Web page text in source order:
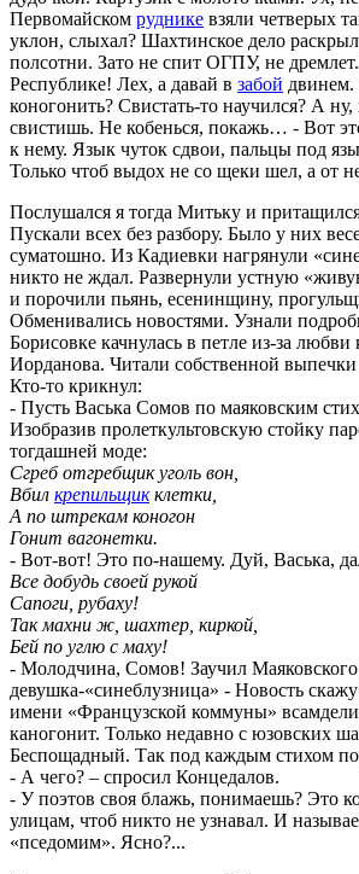
Первомайском руднике взяли четверых
уклон, слыхал? Шахтинское дело
полсотни. Зато не спит ОГПУ, не
Республике! Лех, а давай в забой двинем.
коногонить? Свистать-то научился? А
свистишь. Не кобенься, покажь… - Вот
к нему. Язык чуток сдвои, пальцы под
Только чтоб выдох не со щеки шел, а от
Послушался я тогда Митьку и
Пускали всех без разбору. Было у них
суматошно. Из Кадиевки нагрянули
никто не ждал. Развернули устную
и порочили пьянь, есенинщину,
Обменивались новостями. Узнали
Борисовке качнулась в петле из-за любви
Иорданова. Читали собственной выпечки
Кто-то крикнул:
- Пусть Васька Сомов по маяковским
Изобразив пролеткультовскую стойку
тогдашней моде:
Сгреб отгребщик уголь вон,
Вбил крепильщикклетки,
А по штрекам коногон
Гонит вагонетки.
- Вот-вот! Это по-нашему. Дуй, Васька,
Все добудь своей рукой
Сапоги, рубаху!
Так махни ж, шахтер, киркой,
Бей по углю с маху!
- Молодчина, Сомов! Заучил
девушка-«синеблузница» - Новость
имени «Французской коммуны»
каногонит. Только недавно с юзовских
Беспощадный. Так под каждым стихом
- А чего? – спросил Концедалов.
- У поэтов своя блажь, понимаешь? Это
улицам, чтоб никто не узнавал. И
«пседомим». Ясно?...